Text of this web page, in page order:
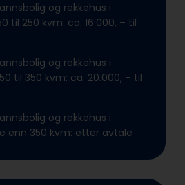
og rekkehus i
til 250 kvm: ca. 16.000, – til
og rekkehus i
til 350 kvm: ca. 20.000, – til
og rekkehus i
enn 350 kvm: etter avtale